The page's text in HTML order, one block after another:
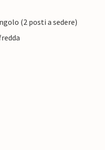
(2 posti a sedere)